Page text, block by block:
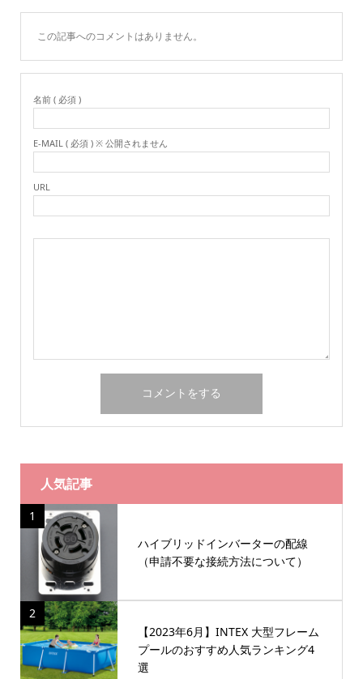
この記事へのコメントはありません。
名前 ( 必須 )
E-MAIL ( 必須 ) ※ 公開されません
URL
人気記事
1
ハイブリッドインバーターの配線
（申請不要な接続方法について）
2
【2023年6月】INTEX 大型フレーム
プールのおすすめ人気ランキング4
選